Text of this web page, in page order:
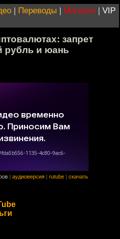
| Переводы | Магазин | VIP
запрет
рубль и юань
аудиоверсия rutube скачать